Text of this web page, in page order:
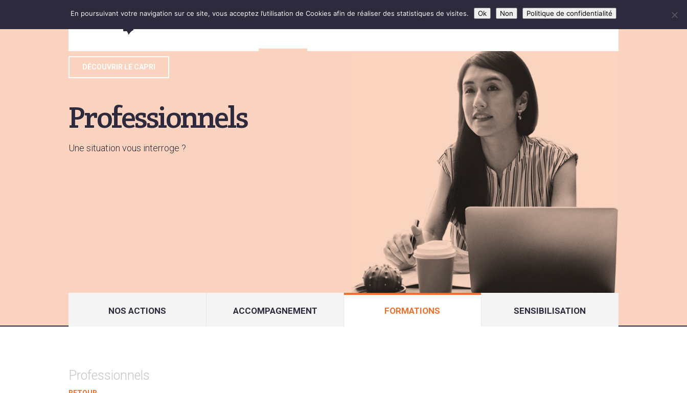
DÉCOUVRIR LE CAPRI
Professionnels
Une situation vous interroge ?
NOS ACTIONS ACCOMPAGNEMENT FORMATIONS SENSIBILISATION
Professionnels
En poursuivant votre navigation sur ce site, vous acceptez l’utilisation de Cookies afin de réaliser des statistiques de visites. Ok Non Politique de confidentialité